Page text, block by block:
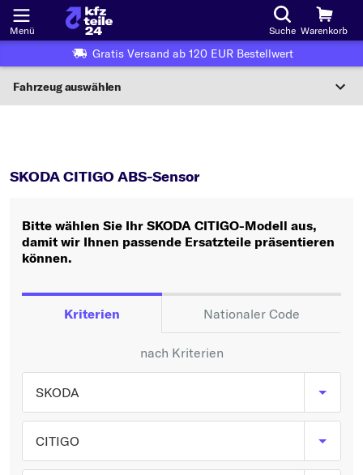
Menü Suche Warenkorb
Gratis Versand ab 120 EUR Bestellwert
Fahrzeug auswählen
Wo finde ich die?
Oder
Oder Fahrzeugauswahl nach Kriterien:
Hersteller wählen
Typ wählen
SKODA CITIGO ABS-Sensor
Bitte wählen Sie Ihr SKODA CITIGO-Modell aus,
damit wir Ihnen passende Ersatzteile präsentieren
können.
Kriterien Nationaler Code
nach Kriterien
SKODA
CITIGO